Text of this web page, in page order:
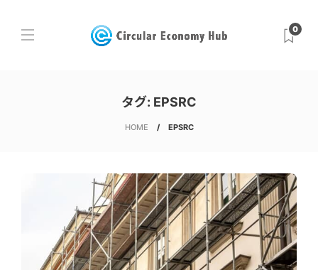
0
タグ: EPSRC
HOME EPSRC